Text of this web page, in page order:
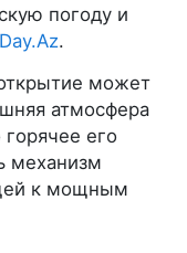
погоду и
Day.Az.
может
атмосфера
его
механизм
к мощным